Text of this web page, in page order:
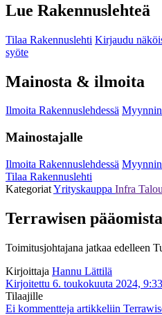
Lue Rakennuslehteä
Tilaa Rakennuslehti Kirjaudu
syöte
Mainosta & ilmoita
Ilmoita Rakennuslehdessä
Mainostajalle
Ilmoita Rakennuslehdessä
Tilaa Rakennuslehti
KategoriatYrityskauppa Infra
Terrawisen
Toimitusjohtajana jatkaa edelleen
Kirjoittaja Hannu Lättilä
Kirjoitettu 6. toukokuuta 2024, 9:33
Tilaajille
Ei kommentteja artikkeliin